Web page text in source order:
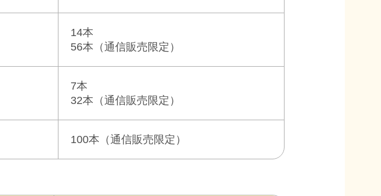
14本
56本 （通信販売限定）
7本
32本 （通信販売限定）
100本 （通信販売限定）